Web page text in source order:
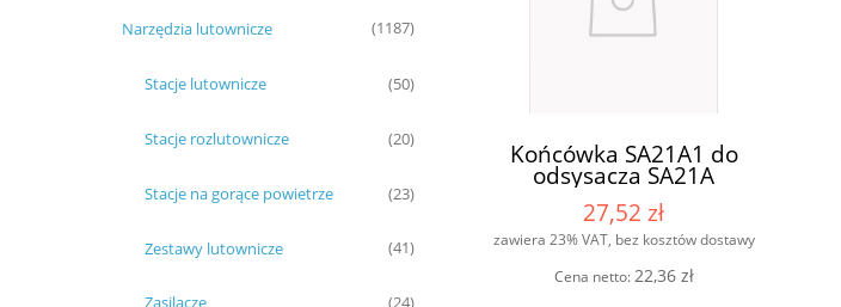
Narzędzia lutownicze (1187)
Stacje lutownicze (50)
Stacje rozlutownicze (20)
Stacje na gorące powietrze (23)
Zestawy lutownicze (41)
(24)
Końcówka SA21A1 do
odsysacza SA21A
27,52 zł
zawiera 23% VAT, bez kosztów dostawy
Cena netto:22,36 zł